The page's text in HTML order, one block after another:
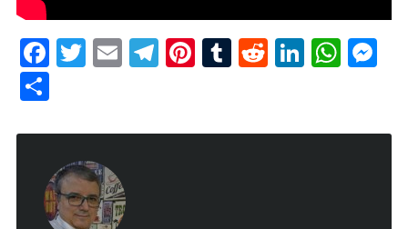
Facebook
Twitter
EmailTelegram
Pinterest
Tumblr
Reddit
Condividi